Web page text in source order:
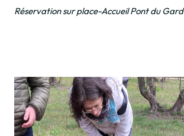
Réservation sur place-Accueil Pont du Gard